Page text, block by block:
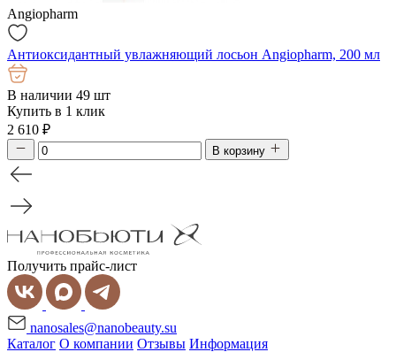
Angiopharm
Антиоксидантный увлажняющий лосьон Angiopharm, 200 мл
В наличии 49 шт
Купить в 1 клик
2 610 ₽
В корзину
Получить прайс-лист
nanosales@nanobeauty.su
Каталог О компании Отзывы Информация